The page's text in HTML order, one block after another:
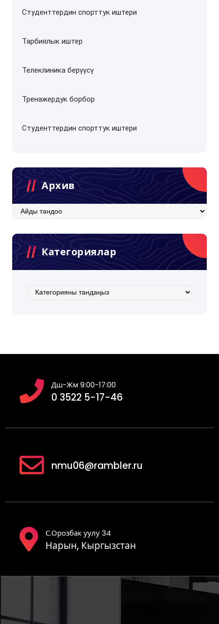
Студенттердин спорттук иштери
Тарбиялык иштер
Телеклиника берүүсү
Тренажердук борбор
Студенттердин спорттук иштери
Архив
Архив
Категориялар
Категориялар
Дш-Жм 9:00-17:00
0 3522 5-17-46
nmu06@rambler.ru
С.Орозбак уулу 34
Нарын, Кыргызстан